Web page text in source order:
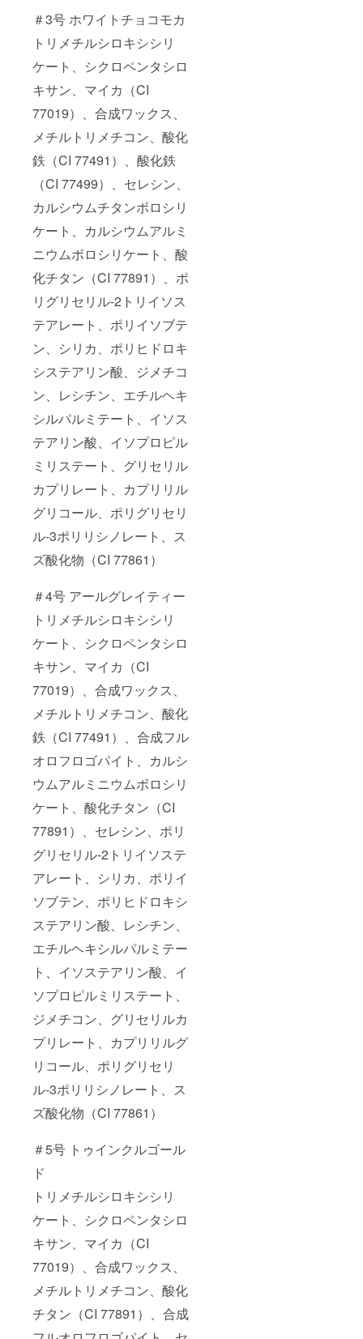
＃3号 ホワイトチョコモカ
トリメチルシロキシシリ
ケート、シクロペンタシロ
キサン、マイカ（CI
77019）、合成ワックス、
メチルトリメチコン、酸化
鉄（CI 77491）、酸化鉄
（CI 77499）、セレシン、
カルシウムチタンボロシリ
ケート、カルシウムアルミ
ニウムボロシリケート、酸
化チタン（CI 77891）、ポ
リグリセリル-2トリイソス
テアレート、ポリイソブテ
ン、シリカ、ポリヒドロキ
システアリン酸、ジメチコ
ン、レシチン、エチルヘキ
シルパルミテート、イソス
テアリン酸、イソプロピル
ミリステート、グリセリル
カプリレート、カプリリル
グリコール、ポリグリセリ
ル-3ポリリシノレート、ス
ズ酸化物（CI 77861）
＃4号 アールグレイティー
トリメチルシロキシシリ
ケート、シクロペンタシロ
キサン、マイカ（CI
77019）、合成ワックス、
メチルトリメチコン、酸化
鉄（CI 77491）、合成フル
オロフロゴパイト、カルシ
ウムアルミニウムボロシリ
ケート、酸化チタン（CI
77891）、セレシン、ポリ
グリセリル-2トリイソステ
アレート、シリカ、ポリイ
ソブテン、ポリヒドロキシ
ステアリン酸、レシチン、
エチルヘキシルパルミテー
ト、イソステアリン酸、イ
ソプロピルミリステート、
ジメチコン、グリセリルカ
プリレート、カプリリルグ
リコール、ポリグリセリ
ル-3ポリリシノレート、ス
ズ酸化物（CI 77861）
＃5号 トゥインクルゴール
ド
トリメチルシロキシシリ
ケート、シクロペンタシロ
キサン、マイカ（CI
77019）、合成ワックス、
メチルトリメチコン、酸化
チタン（CI 77891）、合成